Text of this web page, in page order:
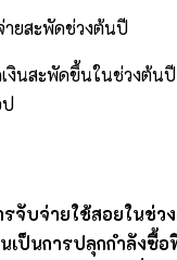
ยสะพัดช่วงต้นปี
งินสะพัดขึ้นในช่วงต้
ป
จับจ่ายใช้สอยในช่ว
เป็นการปลุกกำลังซื้